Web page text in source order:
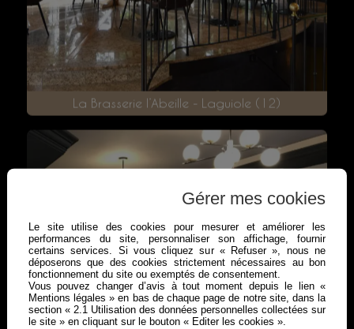
La Brasserie l’Abeille - Laguiole (12)
Gérer mes cookies
Le site utilise des cookies pour mesurer et améliorer les
performances du site, personnaliser son affichage, fournir
certains services. Si vous cliquez sur « Refuser », nous ne
déposerons que des cookies strictement nécessaires au bon
fonctionnement du site ou exemptés de consentement.
Vous pouvez changer d’avis à tout moment depuis le lien «
Mentions légales » en bas de chaque page de notre site, dans la
section « 2.1 Utilisation des données personnelles collectées sur
le site » en cliquant sur le bouton « Editer les cookies ».